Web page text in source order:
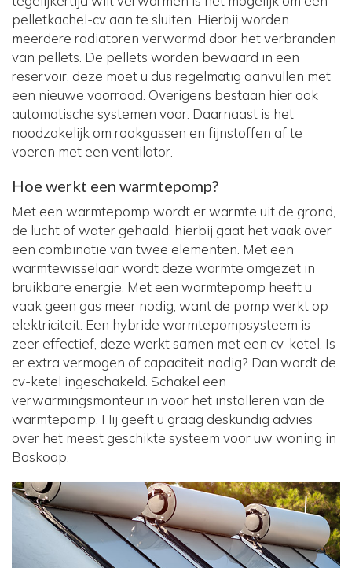
pelletkachel-cv aan te sluiten. Hierbij worden
meerdere radiatoren verwarmd door het verbranden
van pellets. De pellets worden bewaard in een
reservoir, deze moet u dus regelmatig aanvullen met
een nieuwe voorraad. Overigens bestaan hier ook
automatische systemen voor. Daarnaast is het
noodzakelijk om rookgassen en fijnstoffen af te
voeren met een ventilator.
Hoe werkt een warmtepomp?
Met een warmtepomp wordt er warmte uit de grond,
de lucht of water gehaald, hierbij gaat het vaak over
een combinatie van twee elementen. Met een
warmtewisselaar wordt deze warmte omgezet in
bruikbare energie. Met een warmtepomp heeft u
vaak geen gas meer nodig, want de pomp werkt op
elektriciteit. Een hybride warmtepompsysteem is
zeer effectief, deze werkt samen met een cv-ketel. Is
er extra vermogen of capaciteit nodig? Dan wordt de
cv-ketel ingeschakeld. Schakel een
verwarmingsmonteur in voor het installeren van de
warmtepomp. Hij geeft u graag deskundig advies
over het meest geschikte systeem voor uw woning in
Boskoop.